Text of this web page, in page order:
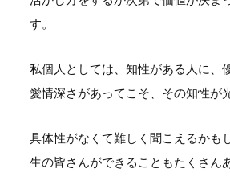
す。
私個人としては、知性がある人に、
愛情深さがあってこそ、その知性が
具体性がなくて難しく聞こえるかも
生の皆さんができることもたくさん